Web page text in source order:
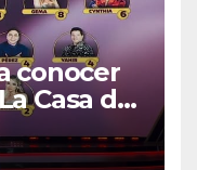
conocer
Casa de
2026 en